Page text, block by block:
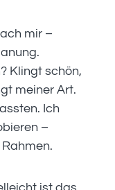
mir –
Klingt schön,
meiner Art.
Ich
–